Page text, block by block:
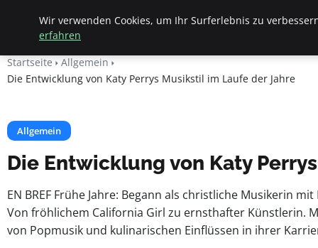
Apemania Shop
Startseite
Allgemein
Die Entwicklung von Katy Perrys Musikstil im Laufe der Jahre
Allgemein
Die Entwicklung von Katy
EN BREF Frühe Jahre: Begann als christliche Musikerin
Von fröhlichem California Girl zu ernsthafter Künstlerin.
von Popmusik und kulinarischen Einflüssen in ihrer
Wir verwenden Cookies, um Ihr Surferlebnis zu
erfahren